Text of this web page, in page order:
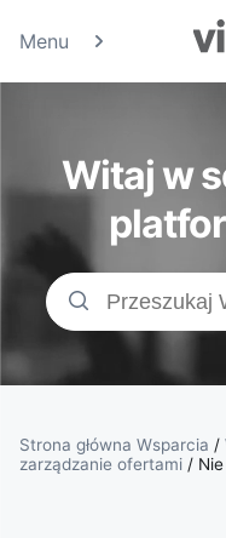
Menu
Witaj w
Strona główna Wsparcia /
zarządzanie ofertami /